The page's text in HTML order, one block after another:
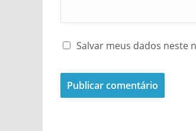
Salvar meus dados neste